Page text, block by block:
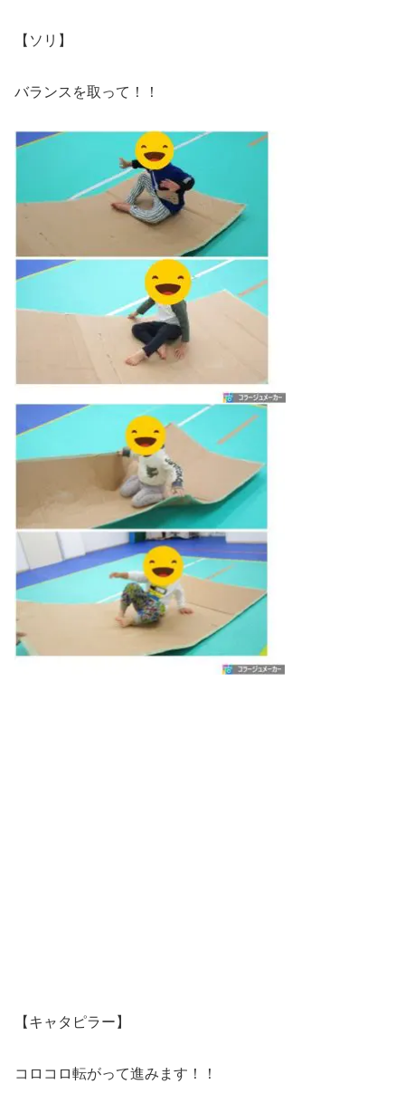
【ソリ】
バランスを取って！！
【キャタピラー】
コロコロ転がって進みます！！